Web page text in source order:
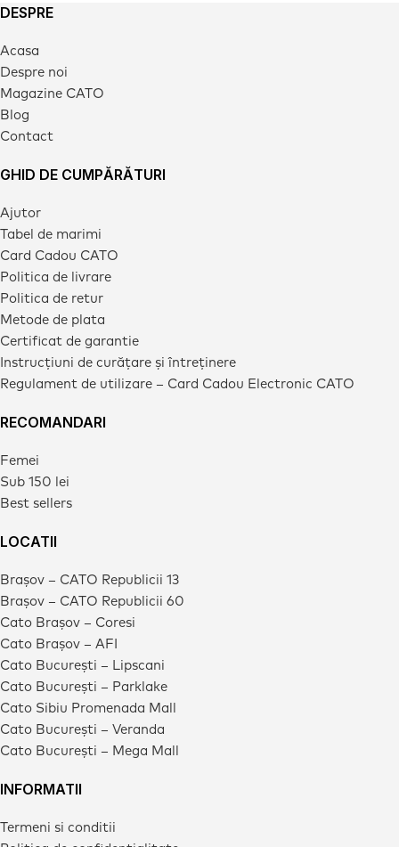
DESPRE
Acasa
Despre noi
Magazine CATO
Blog
Contact
GHID DE CUMPĂRĂTURI
Ajutor
Tabel de marimi
Card Cadou CATO
Politica de livrare
Politica de retur
Metode de plata
Certificat de garantie
Instrucțiuni de curățare și întreținere
Regulament de utilizare – Card Cadou Electronic CATO
RECOMANDARI
Femei
Sub 150 lei
Best sellers
LOCATII
Brașov – CATO Republicii 13
Brașov – CATO Republicii 60
Cato Brașov – Coresi
Cato Brașov – AFI
Cato București – Lipscani
Cato București – Parklake
Cato Sibiu Promenada Mall
Cato București – Veranda
Cato București – Mega Mall
INFORMATII
Termeni si conditii